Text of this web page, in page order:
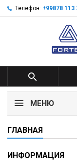
Телефон: +99878 113

МЕНЮ
ГЛАВНАЯ
ИНФОРМАЦИЯ